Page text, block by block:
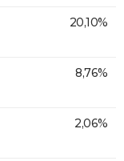
20,10%
8,76%
2,06%